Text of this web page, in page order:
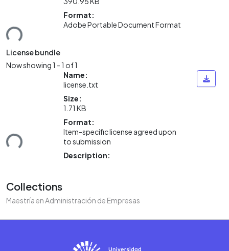
Loading...
Format:
Adobe Portable Document Format
License bundle
Now showing1 - 1 of 1
Loading...
Name:
license.txt
Size:
1.71 KB
Format:
Item-specific license agreed upon
to submission
Description:
Collections
Maestría en Administración de Empresas